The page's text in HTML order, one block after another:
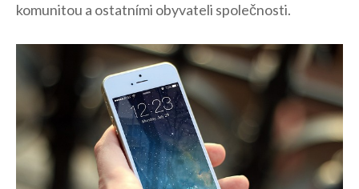
⁣komunitou a ostatními obyvateli ‍společnosti.